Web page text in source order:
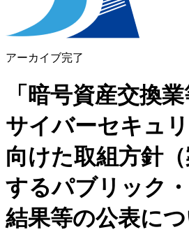
アーカイブ完了
「暗号資産交換
サイバーセキュ
向けた取組方針
するパブリック
結果等の公表に